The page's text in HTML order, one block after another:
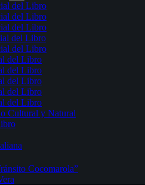
del Libro
del Libro
del Libro
del Libro
del Libro
del Libro
del Libro
del Libro
del Libro
del Libro
Cultural y Natural
Cocomarola”